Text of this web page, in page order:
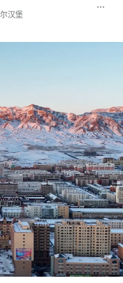
汉堡